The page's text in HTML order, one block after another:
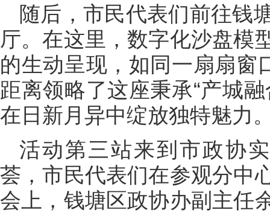
随后，市民代表们前往钱
厅。在这里，数字化沙盘模
的生动呈现，如同一扇扇窗
距离领略了这座秉承“产城
在日新月异中绽放独特魅力
活动第三站来到市政协
荟，市民代表们在参观分中
会上，钱塘区政协办副主任